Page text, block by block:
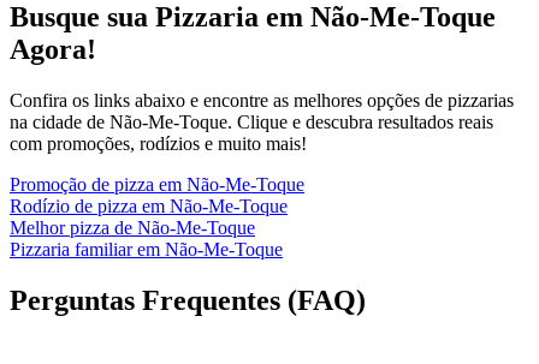
Busque sua Pizzaria em Não-Me-Toque
Agora!
Confira os links abaixo e encontre as melhores opções de pizzarias
na cidade de Não-Me-Toque. Clique e descubra resultados reais
com promoções, rodízios e muito mais!
Promoção de pizza em Não-Me-Toque
Rodízio de pizza em Não-Me-Toque
Melhor pizza de Não-Me-Toque
Pizzaria familiar em Não-Me-Toque
Perguntas Frequentes (FAQ)